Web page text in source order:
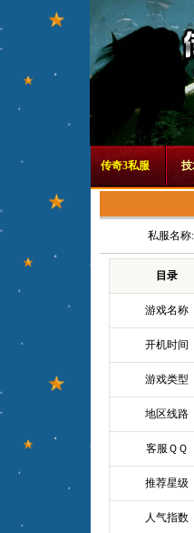
传奇3私服
私服名称:
目录
游戏名称
开机时间
游戏类型
地区线路
客服ＱＱ
推荐星级
人气指数